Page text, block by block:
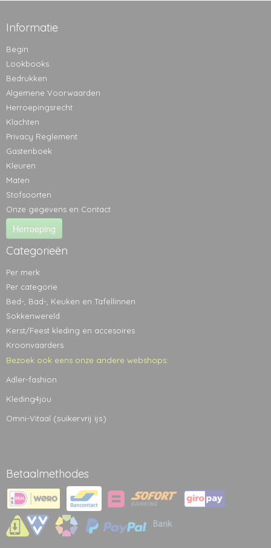
Informatie
Begin
Lookbooks
Bedrukken
Algemene Voorwaarden
Herroepingsrecht
Klachten
Privacy Reglement
Gastenboek
Kleuren
Maten
Stofsoorten
Onze gegevens en Contact
Herroeping
Categorieën
Per merk
Per categorie
Bed-, Bad-, Keuken en Tafellinnen
Sokkenwereld
Kerst/Feest kleding en accesoires
Kroonvaarders
Bezoek ook eens onze andere webshops:
Adler-fashion
Kleding4jou
Omni-Vitaal (suikervrij ijs)
Betaalmethodes